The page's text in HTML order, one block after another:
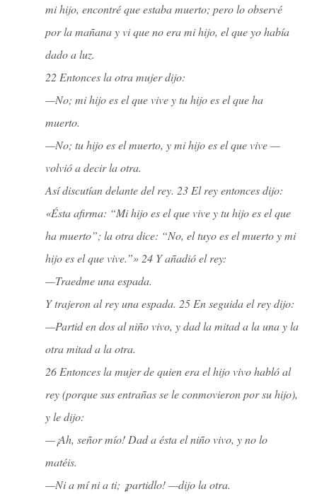
mi hijo, encontré que estaba muerto; pero lo observé
por la mañana y vi que no era mi hijo, el que yo había
dado a luz.
22 Entonces la otra mujer dijo:
—No; mi hijo es el que vive y tu hijo es el que ha
muerto.
—No; tu hijo es el muerto, y mi hijo es el que vive —
volvió a decir la otra.
Así discutían delante del rey. 23 El rey entonces dijo:
«Ésta afirma: “Mi hijo es el que vive y tu hijo es el que
ha muerto”; la otra dice: “No, el tuyo es el muerto y mi
hijo es el que vive.”» 24 Y añadió el rey:
—Traedme una espada.
Y trajeron al rey una espada. 25 En seguida el rey dijo:
—Partid en dos al niño vivo, y dad la mitad a la una y la
otra mitad a la otra.
26 Entonces la mujer de quien era el hijo vivo habló al
rey (porque sus entrañas se le conmovieron por su hijo),
y le dijo:
—¡Ah, señor mío! Dad a ésta el niño vivo, y no lo
matéis.
—Ni a mí ni a ti; ¡partidlo! —dijo la otra.